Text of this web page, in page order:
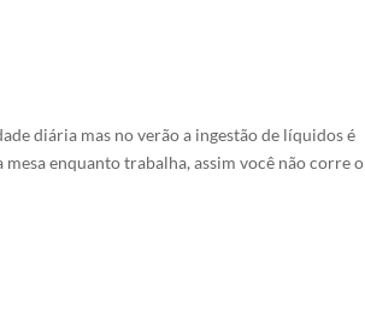
diária mas no verão a ingestão de líquidos é
enquanto trabalha, assim você não corre o